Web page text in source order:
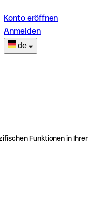
Konto eröffnen
Anmelden
de
Funktionen in Ihrer